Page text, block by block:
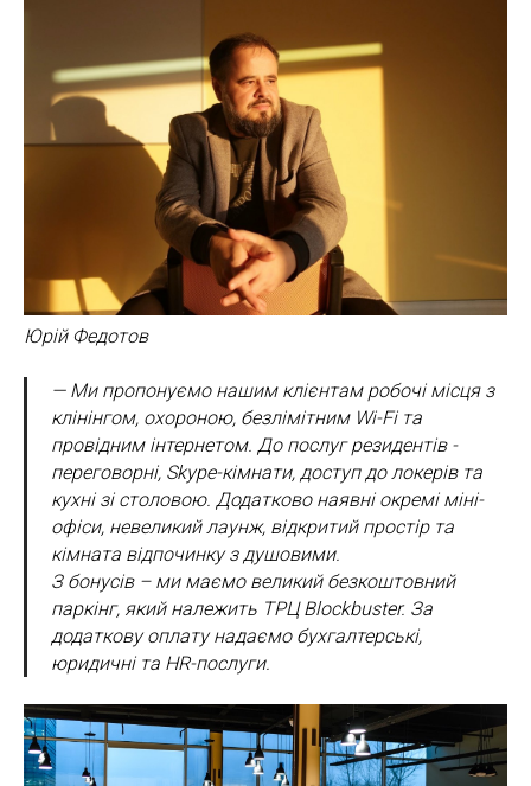
Юрій Федотов
— Ми пропонуємо нашим клієнтам робочі місця з
клінінгом, охороною, безлімітним Wi-Fi та
провідним інтернетом. До послуг резидентів -
переговорні, Skype-кімнати, доступ до локерів та
кухні зі столовою. Додатково наявні окремі міні-
офіси, невеликий лаунж, відкритий простір та
кімната відпочинку з душовими.
З бонусів – ми маємо великий безкоштовний
паркінг, який належить ТРЦ Blockbuster. За
додаткову оплату надаємо бухгалтерські,
юридичні та HR-послуги.